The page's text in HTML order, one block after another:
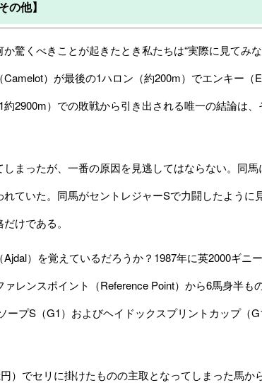
の他】
驚くべきことが起きたとき私たちは“実際に見てみ
）が最後の1ハロン（約200m）でエンキー（
2900m）での敗戦から引き出される唯一の結論は
まったが、一番の原因を見逃してはならない。同馬
ていた。同馬がセントレジャーSで力闘したように
けである。
）を覚えているだろうか？1987年に英2000ギニ
レンスポイント（Reference Point）から6馬身半も
プS（G1）およびヘイドックスプリントカップ（
）でセリに掛けたものの主取となってしまった馬か